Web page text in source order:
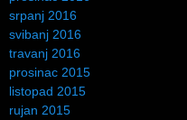
srpanj 2016
svibanj 2016
travanj 2016
prosinac 2015
listopad 2015
rujan 2015